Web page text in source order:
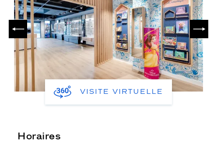
PRÉCÉDENT
VISITE VIRTUELLE
Horaires